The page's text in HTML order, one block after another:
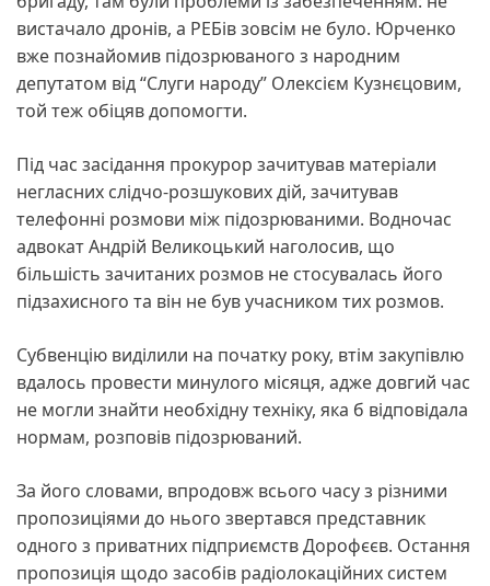
вистачало дронів, а РЕБів зовсім не було. Юрченко
вже познайомив підозрюваного з народним
депутатом від “Слуги народу” Олексієм Кузнєцовим,
той теж обіцяв допомогти.
Під час засідання прокурор зачитував матеріали
негласних слідчо-розшукових дій, зачитував
телефонні розмови між підозрюваними. Водночас
адвокат Андрій Великоцький наголосив, що
більшість зачитаних розмов не стосувалась його
підзахисного та він не був учасником тих розмов.
Субвенцію виділили на початку року, втім закупівлю
вдалось провести минулого місяця, адже довгий час
не могли знайти необхідну техніку, яка б відповідала
нормам, розповів підозрюваний.
За його словами, впродовж всього часу з різними
пропозиціями до нього звертався представник
одного з приватних підприємств Дорофєєв. Остання
пропозиція щодо засобів радіолокаційних систем